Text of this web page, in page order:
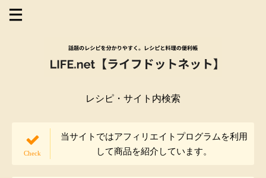
レシピ・サイト内検索
当サイトではアフィリエイトプログラムを利用
して商品を紹介しています。